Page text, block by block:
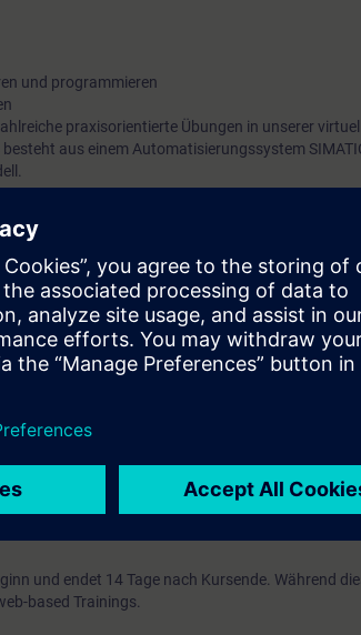
und programmieren
praxisorientierte Übungen in unserer
aus einem Automatisierungssystem
nutzen, um sicherzustellen, dass der von
wir den Besuch der Kurse TIA-PRO1 / TIA-
Kenntnissen empfehlen wir den Umsteigerkurs
empfehlen wir die Kurse TIA-SERV1 / TIA-SERV2
Software SIMATIC STEP 7 auf Basis TIA Portal
und endet 14 Tage nach Kursende. Während
based Trainings.